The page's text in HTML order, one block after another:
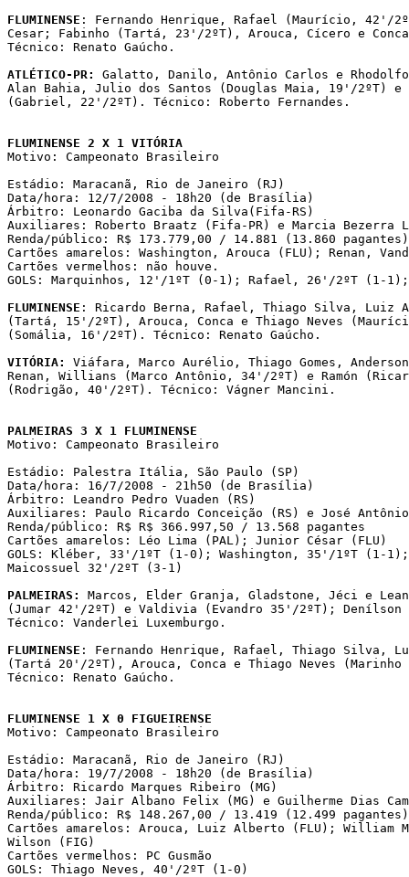
FLUMINENSE : Fernando Henrique, Rafael (Maurício, 42'/
Cesar; Fabinho (Tartá, 23'/2ºT), Arouca, Cícero e
Técnico: Renato Gaúcho.
ATLÉTICO-PR:
Galatto, Danilo, Antônio Carlos e
Alan Bahia, Julio dos Santos (Douglas Maia, 19'/2ºT) e
(Gabriel, 22'/2ºT). Técnico: Roberto Fernandes.
FLUMINENSE 2 X 1 VITÓRIA
Motivo: Campeonato Brasileiro
Estádio: Maracanã, Rio de Janeiro (RJ)
Data/hora: 12/7/2008 - 18h20 (de Brasília)
Árbitro: Leonardo Gaciba da Silva(Fifa-RS)
Auxiliares: Roberto Braatz (Fifa-PR) e Marcia Bezerra
Renda/público: R$ 173.779,00 / 14.881 (13.860 pagantes)
Cartões amarelos: Washington, Arouca (FLU); Renan,
Cartões vermelhos: não houve.
GOLS: Marquinhos, 12'/1ºT (0-1); Rafael, 26'/2ºT (1-
FLUMINENSE : Ricardo Berna, Rafael, Thiago Silva, Luiz
(Tartá, 15'/2ºT), Arouca, Conca e Thiago Neves
(Somália, 16'/2ºT). Técnico: Renato Gaúcho.
VITÓRIA:
Viáfara, Marco Aurélio, Thiago Gomes,
Renan, Willians (Marco Antônio, 34'/2ºT) e Ramón
(Rodrigão, 40'/2ºT). Técnico: Vágner Mancini.
PALMEIRAS 3 X 1 FLUMINENSE
Motivo: Campeonato Brasileiro
Estádio: Palestra Itália, São Paulo (SP)
Data/hora: 16/7/2008 - 21h50 (de Brasília)
Árbitro: Leandro Pedro Vuaden (RS)
Auxiliares: Paulo Ricardo Conceição (RS) e José
Renda/público: R$ R$ 366.997,50 / 13.568 pagantes
Cartões amarelos: Léo Lima (PAL); Junior César (FLU)
GOLS: Kléber, 33'/1ºT (1-0); Washington, 35'/1ºT (1-
Maicossuel 32'/2ºT (3-1)
PALMEIRAS:
Marcos, Elder Granja, Gladstone, Jéci e
(Jumar 42'/2ºT) e Valdivia (Evandro 35'/2ºT);
Técnico: Vanderlei Luxemburgo.
FLUMINENSE : Fernando Henrique, Rafael, Thiago Silva,
(Tartá 20'/2ºT), Arouca, Conca e Thiago Neves
Técnico: Renato Gaúcho.
FLUMINENSE 1 X 0 FIGUEIRENSE
Motivo: Campeonato Brasileiro
Estádio: Maracanã, Rio de Janeiro (RJ)
Data/hora: 19/7/2008 - 18h20 (de Brasília)
Árbitro: Ricardo Marques Ribeiro (MG)
Auxiliares: Jair Albano Felix (MG) e Guilherme Dias
Renda/público: R$ 148.267,00 / 13.419 (12.499 pagantes)
Cartões amarelos: Arouca, Luiz Alberto (FLU); William
Wilson (FIG)
Cartões vermelhos: PC Gusmão
GOLS: Thiago Neves, 40'/2ºT (1-0)